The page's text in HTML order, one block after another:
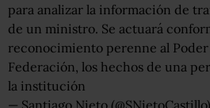
para analizar la información de
de un ministro. Se actuará
reconocimiento perenne al
Federación, los hechos de una
la institución
— Santiago Nieto (@SNietoCastillo)